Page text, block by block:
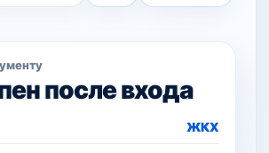
после входа
ЖКХ